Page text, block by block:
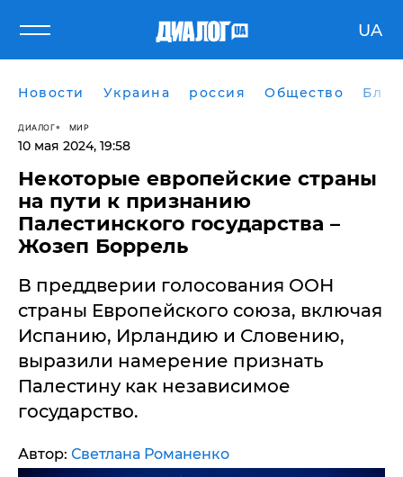
UA
Новости Украина россия Общество
ДИАЛОГ МИР
10 мая 2024, 19:58
Некоторые европейские страны
на пути к признанию
Палестинского государства –
Жозеп Боррель
В преддверии голосования ООН
страны Европейского союза, включая
Испанию, Ирландию и Словению,
выразили намерение признать
Палестину как независимое
государство.
Автор: Светлана Романенко